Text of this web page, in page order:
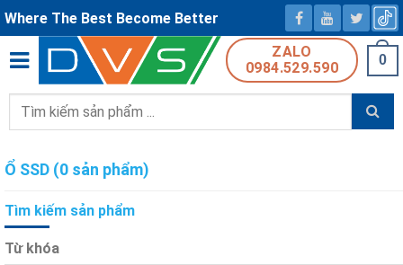
Where The Best Become Better
ZALO
0984.529.590
0
Tìm
kiếm:
Ổ SSD (0 sản phẩm)
Tìm kiếm sản phẩm
Từ khóa